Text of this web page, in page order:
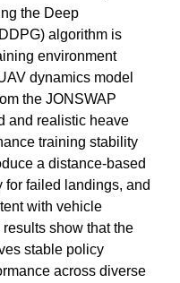
the Deep
algorithm is
environment
dynamics model
the JONSWAP
and realistic heave
training stability
a distance-based
for failed landings, and
with vehicle
show that the
stable policy
across diverse